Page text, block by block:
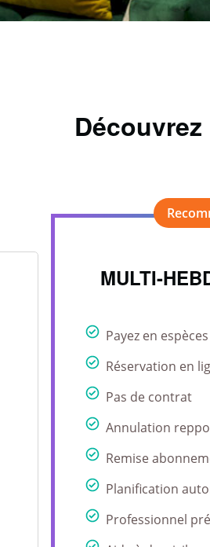
MULTI-
Payez en
Réservation en
Pas de contrat
Annulation
Remise
Planification
Professionnel